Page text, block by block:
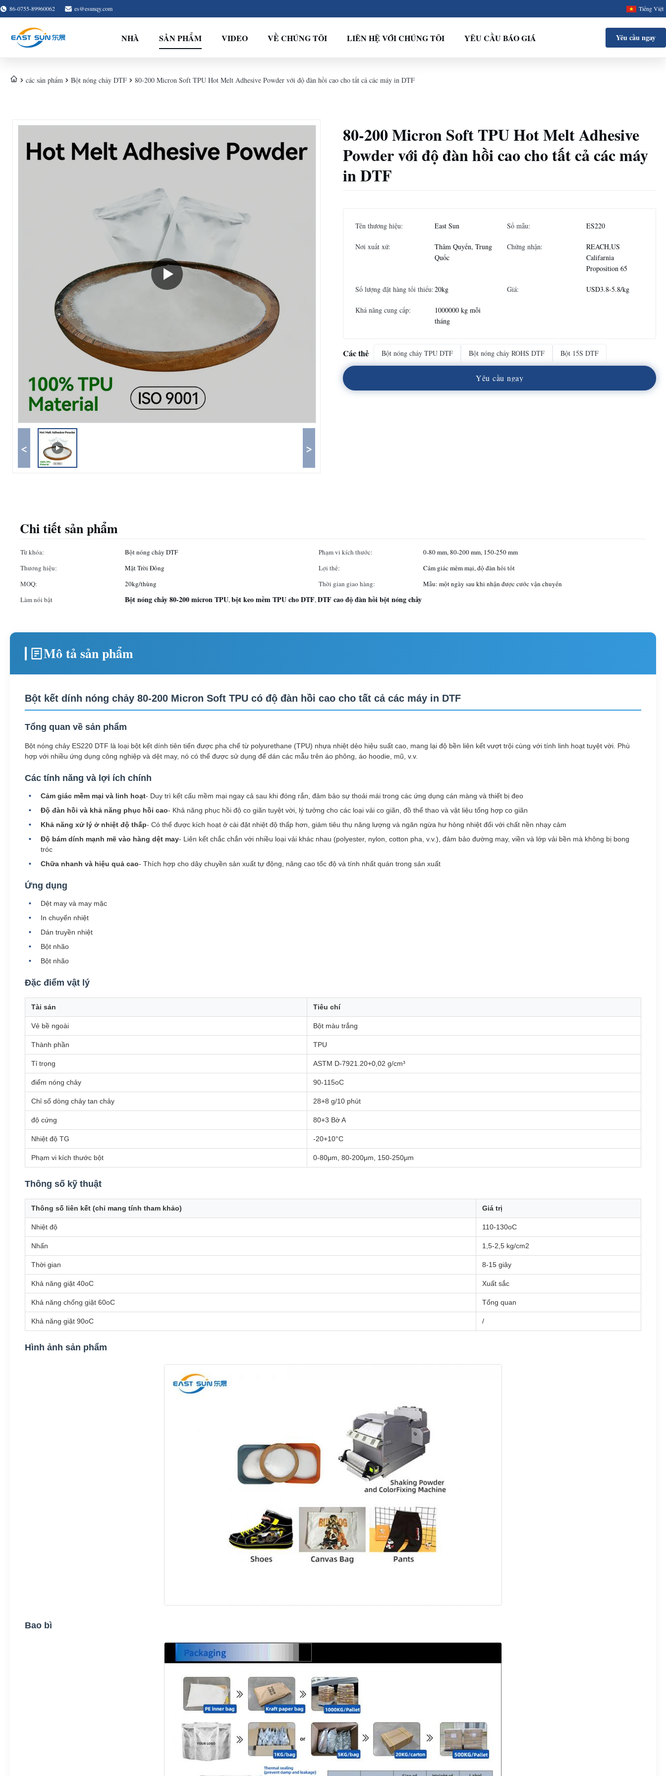
86-0755-89960062 es@esunqy.com Tiếng Việt
NHÀ SẢN PHẨM VIDEO VỀ CHÚNG TÔI LIÊN HỆ VỚI CHÚNG TÔI YÊU CẦU BÁO GIÁ Yêu cầu ngay
các sản phẩm Bột nóng chảy DTF 80-200 Micron Soft TPU Hot Melt Adhesive Powder với độ đàn hồi cao cho tất cả các máy in DTF
< >
80-200 Micron Soft TPU Hot Melt Adhesive
Powder với độ đàn hồi cao cho tất cả các máy
in DTF
Tên thương hiệu: East Sun Số mẫu: ES220
Nơi xuất xứ:
Thâm Quyến, Trung
Quốc
Chứng nhận:
REACH,US
Califarnia
Proposition 65
Số lượng đặt hàng tối thiểu:20kg Giá: USD3.8-5.8/kg
Khả năng cung cấp:
1000000 kg mỗi
tháng
Các thẻ Bột nóng chảy TPU DTF Bột nóng chảy ROHS DTF Bột 15S DTF
Yêu cầu ngay
Chi tiết sản phẩm
Từ khóa: Bột nóng chảy DTF Phạm vi kích thước:
0-80 mm, 80-200 mm, 150-250 mm
Thương hiệu:
Mặt Trời Đông Lợi thế:
Cảm giác mềm mại, độ đàn hồi tốt
MOQ:
20kg/thùng Thời gian giao hàng:
Mẫu: một ngày sau khi nhận được cước vận chuyển
Làm nổi bật
Bột nóng chảy 80-200 micron TPU,bột keo mềm TPU cho DTF,DTF cao độ đàn hồi bột nóng chảy
Mô tả sản phẩm
Bột kết dính nóng chảy 80-200 Micron Soft TPU có độ đàn hồi cao cho tất cả các máy in DTF
Tổng quan về sản phẩm
Bột nóng chảy ES220 DTF là loại bột kết dính tiên tiến được pha chế từ polyurethane (TPU) nhựa nhiệt dẻo hiệu suất cao, mang lại độ bền liên kết vượt trội cùng với tính linh hoạt tuyệt vời. Phù
hợp với nhiều ứng dụng công nghiệp và dệt may, nó có thể được sử dụng để dán các mẫu trên áo phông, áo hoodie, mũ, v.v.
Các tính năng và lợi ích chính
Cảm giác mềm mại và linh hoạt- Duy trì kết cấu mềm mại ngay cả sau khi đóng rắn, đảm bảo sự thoải mái trong các ứng dụng cán màng và thiết bị đeo
Độ đàn hồi và khả năng phục hồi cao- Khả năng phục hồi độ co giãn tuyệt vời, lý tưởng cho các loại vải co giãn, đồ thể thao và vật liệu tổng hợp co giãn
Khả năng xử lý ở nhiệt độ thấp- Có thể được kích hoạt ở cài đặt nhiệt độ thấp hơn, giảm tiêu thụ năng lượng và ngăn ngừa hư hỏng nhiệt đối với chất nền nhạy cảm
Độ bám dính mạnh mẽ vào hàng dệt may- Liên kết chắc chắn với nhiều loại vải khác nhau (polyester, nylon, cotton pha, v.v.), đảm bảo đường may, viền và lớp vải bền mà không bị bong
tróc
Chữa nhanh và hiệu quả cao- Thích hợp cho dây chuyền sản xuất tự động, nâng cao tốc độ và tính nhất quán trong sản xuất
Ứng dụng
Dệt may và may mặc
In chuyển nhiệt
Dán truyền nhiệt
Bột nhão
Bột nhão
Đặc điểm vật lý
Tài sản Tiêu chí
Vẻ bề ngoài Bột màu trắng
Thành phần TPU
Tỉ trọng ASTM D-7921.20+0,02 g/cm³
điểm nóng chảy 90-115oC
Chỉ số dòng chảy tan chảy 28+8 g/10 phút
độ cứng 80+3 Bờ A
Nhiệt độ TG -20+10°C
Phạm vi kích thước bột 0-80μm, 80-200μm, 150-250μm
Thông số kỹ thuật
Thông số liên kết (chỉ mang tính tham khảo) Giá trị
Nhiệt độ 110-130oC
Nhấn 1,5-2,5 kg/cm2
Thời gian 8-15 giây
Khả năng giặt 40oC Xuất sắc
Khả năng chống giặt 60oC Tổng quan
Khả năng giặt 90oC /
Hình ảnh sản phẩm
Bao bì